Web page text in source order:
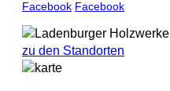
Facebook Facebook
zu den Standorten